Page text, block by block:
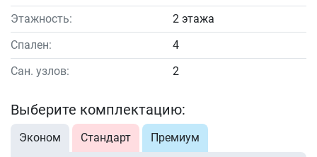
Этажность:
2 этажа
Спален:
4
Сан. узлов:
2
Выберите комплектацию:
Эконом Стандарт Премиум